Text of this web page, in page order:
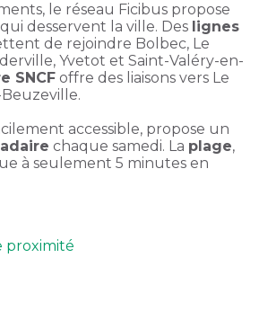
le réseau Ficibus propose
qui desservent la ville. Des lignes
de rejoindre Bolbec, Le
Yvetot et Saint-Valéry-en-
SNCF offre des liaisons vers Le
accessible, propose un
chaque samedi. La plage,
à seulement 5 minutes en
proximité